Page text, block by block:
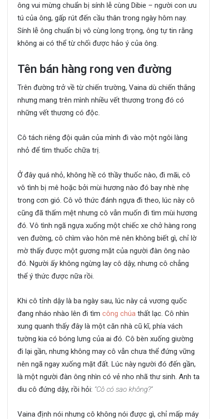
ông vui mừng chuẩn bị sính lễ cùng Dibie – người con ưu
tú của ông, gấp rút đến cầu thân trong ngày hôm nay.
Sính lễ ông chuẩn bị vô cùng long trọng, ông tự tin rằng
không ai có thể từ chối được hảo ý của ông.
Tên bán hàng rong ven đường
Trên đường trở về từ chiến trường, Vaina dù chiến thắng
nhưng mang trên mình nhiều vết thương trong đó có
những vết thương có độc.
Cô tách riêng đội quân của mình đi vào một ngôi làng
nhỏ để tìm thuốc chữa trị.
Ở đây quá nhỏ, không hề có thầy thuốc nào, đi mãi, cô
vô tình bị mê hoặc bởi mùi hương nào đó bay nhè nhẹ
trong cơn gió. Cô vô thức đánh ngựa đi theo, lúc này cô
cũng đã thấm mệt nhưng cô vẫn muốn đi tìm mùi hương
đó. Vô tình ngã ngựa xuống một chiếc xe chở hàng rong
ven đường, cô chìm vào hôn mê nên không biết gì, chỉ lờ
mờ thấy được một gương mặt của người đàn ông nào
đó. Người ấy không ngừng lay cô dậy, nhưng cô chẳng
thể ý thức được nữa rồi.
Khi cô tỉnh dậy là ba ngày sau, lúc này cả vương quốc
đang nháo nhào lên đi tìm công chúa thất lạc. Cô nhìn
xung quanh thấy đây là một căn nhà cũ kĩ, phía vách
tường kia có bóng lưng của ai đó. Cô bèn xuống giường
đi lại gần, nhưng không may cô vẫn chưa thể đứng vững
nên ngã ngay xuống mặt đất. Lúc này người đó đến gần,
là một người đàn ông nhìn có vẻ nho nhã thư sinh. Anh ta
dìu cô đứng dậy, rồi hỏi: “Cô có sao không?”
Vaina định nói nhưng cô không nói được gì, chỉ mấp máy